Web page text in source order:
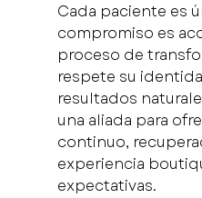
Cada paciente es
compromiso es
proceso de
respete su
resultados
una aliada para
continuo,
experiencia
expectativas.